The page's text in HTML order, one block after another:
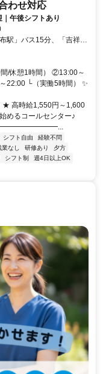
わせ対応
午後シフトあり
駅」バス15分、「吉祥寺
/休憩1時間） ②13:00～
22:00 └（実働5時間） ✨
★ 高時給1,550円～1,600
めるコールセンター♪
シフト自由
経験不問
業なし 研修あり
夕方
シフト制
週4日以上OK